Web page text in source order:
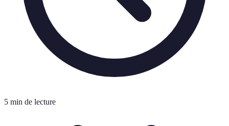
5 min de lecture